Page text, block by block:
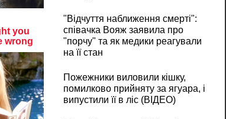
"Відчуття наближення смерті":
співачка Вояж заявила про
"порчу" та як медики реагували
на її стан
Пожежники виловили кішку,
помилково прийняту за ягуара, і
випустили її в ліс (ВІДЕО)